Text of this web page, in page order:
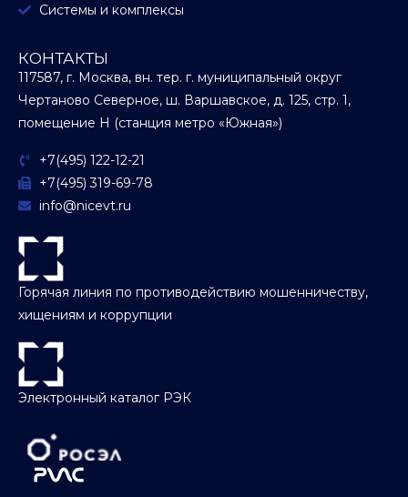
Системы и комплексы
КОНТАКТЫ
117587, г. Москва, вн. тер. г. муниципальный округ
Чертаново Северное, ш. Варшавское, д. 125, стр. 1,
помещение Н (станция метро «Южная»)
+7(495) 122-12-21
+7(495) 319-69-78
info@nicevt.ru
Горячая линия по противодействию мошенничеству,
хищениям и коррупции
Электронный каталог РЭК